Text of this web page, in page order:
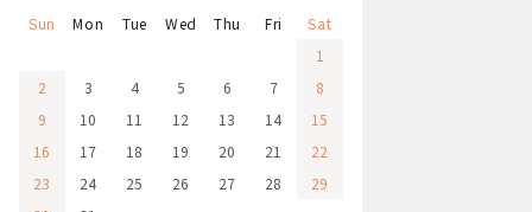
Sun Mon Tue Wed Thu Fri
Sat
1
2
3 4 5 6 7
8
9
10 11 12 13 14
15
16
17 18 19 20 21
22
23
24 25 26 27 28
29